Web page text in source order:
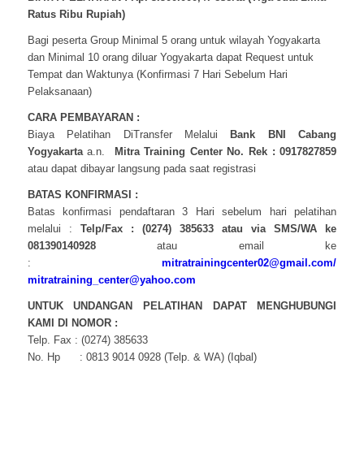
Ratus Ribu Rupiah)
Bagi peserta Group Minimal 5 orang untuk wilayah Yogyakarta
dan Minimal 10 orang diluar Yogyakarta dapat Request untuk
Tempat dan Waktunya (Konfirmasi 7 Hari Sebelum Hari
Pelaksanaan)
CARA PEMBAYARAN :
Biaya Pelatihan DiTransfer Melalui
Bank BNI Cabang
Yogyakartaa.n.
Mitra Training Center No. Rek : 0917827859
atau dapat dibayar langsung pada saat registrasi
BATAS KONFIRMASI :
Batas konfirmasi pendaftaran 3 Hari sebelum hari pelatihan
melalui : Telp/Fax : (0274) 385633 atau via SMS/WA ke
081390140928atau email ke
:
mitratrainingcenter02@gmail.com/
mitratraining_center@yahoo.com
UNTUK UNDANGAN PELATIHAN DAPAT MENGHUBUNGI
KAMI DI NOMOR :
Telp. Fax : (0274) 385633
No. Hp : 0813 9014 0928 (Telp. & WA) (Iqbal)